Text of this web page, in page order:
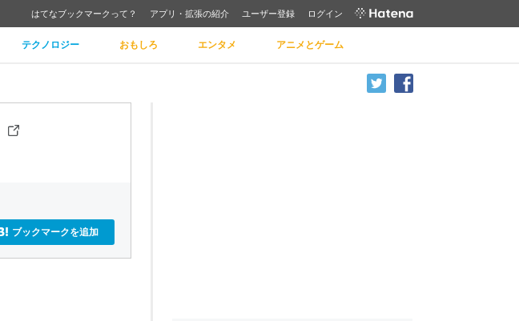
はてなブックマークって？ アプリ・拡張の紹介 ユーザー登録 ログイン
テクノロジー おもしろ エンタメ アニメとゲーム
ブックマークを追加